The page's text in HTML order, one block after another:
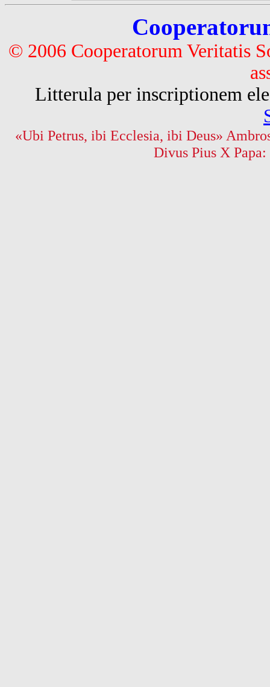
© 2006 Cooperatorum Veritatis
Litterula per inscriptionem
«Ubi Petrus, ibi Ecclesia, ibi Deus»
Divus Pius X Papa: